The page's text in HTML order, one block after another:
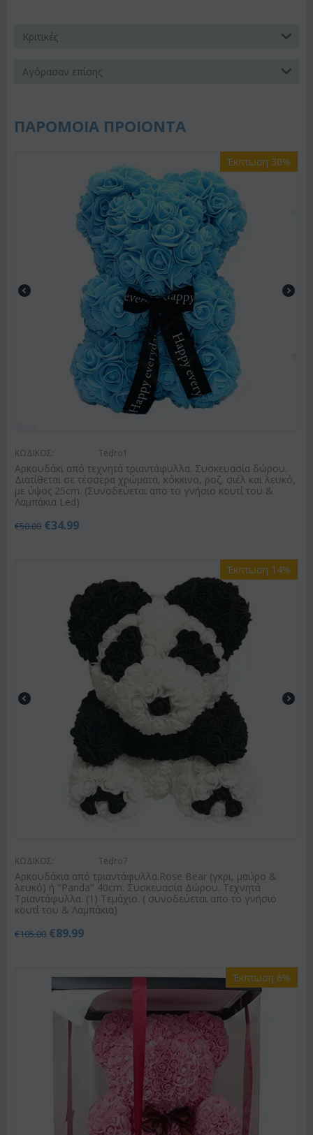
Κριτικές
Αγόρασαν επίσης
ΠΑΡΟΜΟΙΑ ΠΡΟΙΟΝΤΑ
Έκπτωση 30%
ΚΩΔΙΚΟΣ: Tedro1
Αρκουδάκι από τεχνητά τριαντάφυλλα. Συσκευασία δώρου.
Διατίθεται σε τέσσερα χρώματα, κόκκινο, ροζ, σιέλ και λευκό,
με ύψος 25cm. (Συνοδεύεται απο το γνήσιο κουτί του &
Λαμπάκια Led)
€50.00 €34.99
Έκπτωση 14%
ΚΩΔΙΚΟΣ: Tedro7
Αρκουδάκια από τριαντάφυλλα.Rose Bear (γκρι, μαύρο &
λευκό) ή "Panda" 40cm. Συσκευασία Δώρου. Τεχνητά
Τριαντάφυλλα. (1) Τεμάχιο. ( συνοδεύεται απο το γνήσιο
κουτί του & Λαμπάκια)
€105.00 €89.99
Έκπτωση 6%